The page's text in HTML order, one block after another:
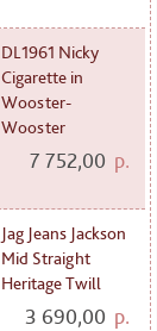
DL1961 Nicky
Cigarette in
Wooster-
Wooster
7 752,00 р.
Jag Jeans Jackson
Mid Straight
Heritage Twill
3 690,00 р.